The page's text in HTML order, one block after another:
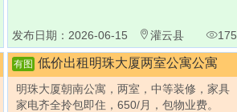
发布日期：2026-06-15 灌云县 175
有图 低价出租明珠大厦两室公寓公寓
明珠大厦朝南公寓，两室，中等装修，家具
家电齐全拎包即住，650/月，包物业费。